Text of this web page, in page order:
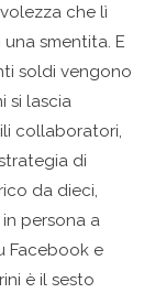
che lì
smentita. E
soldi vengono
si lascia
collaboratori,
di
da dieci,
persona a
Facebook e
è il sesto